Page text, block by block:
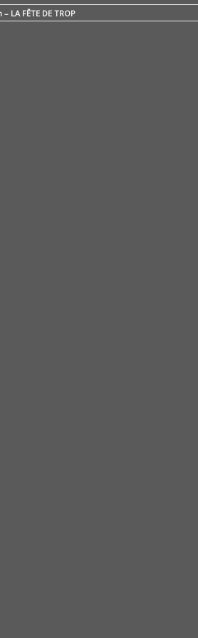
LA FÊTE DE TROP